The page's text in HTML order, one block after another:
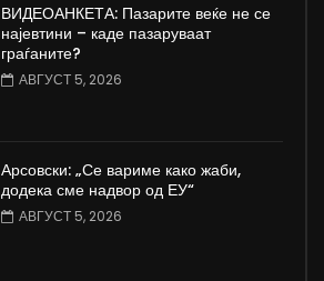
ВИДЕОАНКЕТА: Пазарите веќе не се
најевтини – каде пазаруваат
граѓаните?
АВГУСТ 5, 2026
Арсовски: „Се вариме како жаби,
додека сме надвор од ЕУ“
АВГУСТ 5, 2026